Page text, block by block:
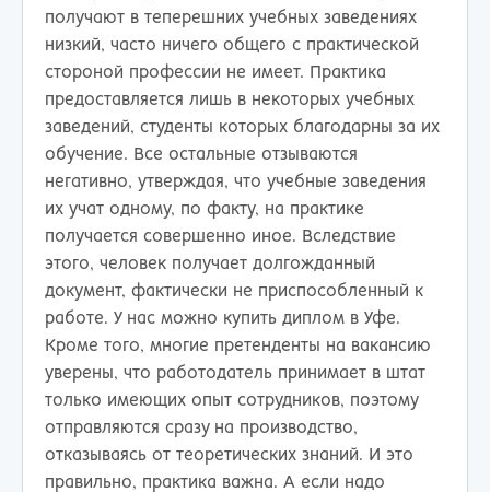
получают в теперешних учебных заведениях
низкий, часто ничего общего с практической
стороной профессии не имеет. Практика
предоставляется лишь в некоторых учебных
заведений, студенты которых благодарны за их
обучение. Все остальные отзываются
негативно, утверждая, что учебные заведения
их учат одному, по факту, на практике
получается совершенно иное. Вследствие
этого, человек получает долгожданный
документ, фактически не приспособленный к
работе. У нас можно купить диплом в Уфе.
Кроме того, многие претенденты на вакансию
уверены, что работодатель принимает в штат
только имеющих опыт сотрудников, поэтому
отправляются сразу на производство,
отказываясь от теоретических знаний. И это
правильно, практика важна. А если надо